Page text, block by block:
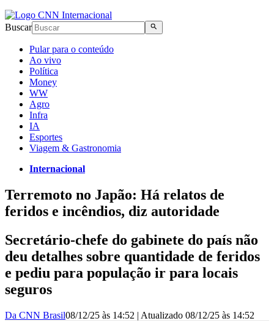
Buscar
Pular para o conteúdo
Ao vivo
Política
Money
WW
Agro
Infra
IA
Esportes
Viagem & Gastronomia
Internacional
Terremoto no Japão: Há relatos de
feridos e incêndios, diz autoridade
Secretário-chefe do gabinete do país não
deu detalhes sobre quantidade de feridos
e pediu para população ir para locais
seguros
Da CNN Brasil08/12/25 às 14:52 | Atualizado 08/12/25 às 14:52